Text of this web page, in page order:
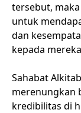
tersebut,
untuk
dan
kepada
Sahabat
merenungkan
kredibilitas di